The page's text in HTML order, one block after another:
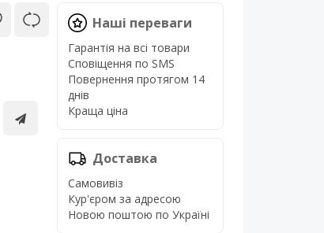
Наші переваги
Гарантія на всі товари
Сповіщення по SMS
Повернення протягом 14
днів
Краща ціна
Доставка
Самовивіз
Кур'єром за адресою
Новою поштою по Україні